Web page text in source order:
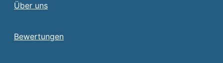
Über uns
Bewertungen